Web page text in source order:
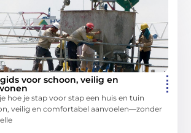
voor schoon, veilig en
hoe je stap voor stap een huis en tuin
veilig en comfortabel aanvoelen—zonder